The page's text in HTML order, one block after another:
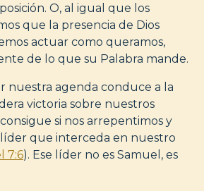
O, al igual que los
que la presencia de Dios
actuar como queramos,
de lo que su Palabra mande.
nuestra agenda conduce a la
victoria sobre nuestros
si nos arrepentimos y
que interceda en nuestro
7:6). Ese líder no es Samuel, es